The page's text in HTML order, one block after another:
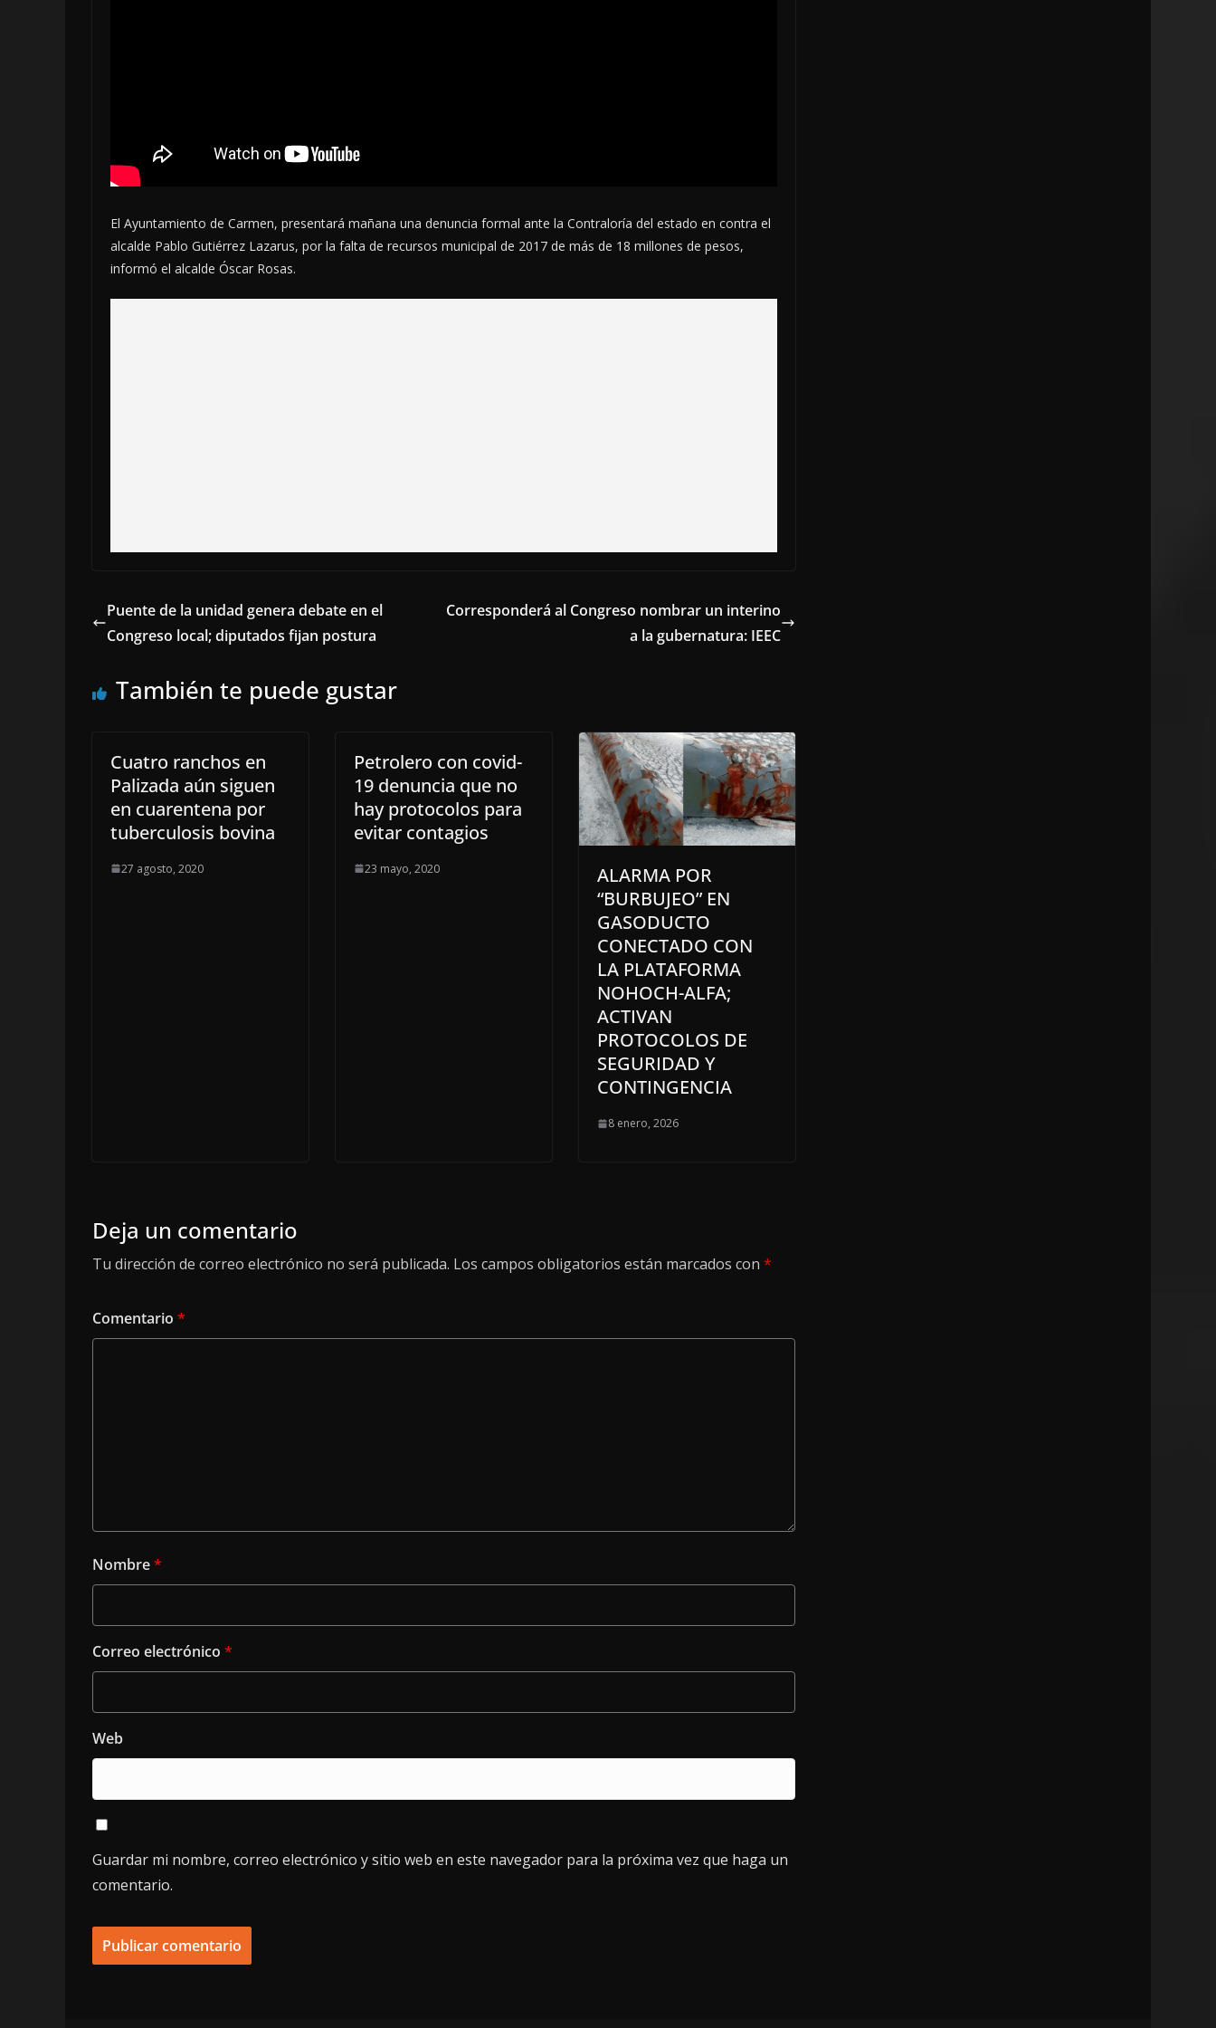
El Ayuntamiento de Carmen, presentará mañana una denuncia formal ante la Contraloría del estado en contra el
alcalde Pablo Gutiérrez Lazarus, por la falta de recursos municipal de 2017 de más de 18 millones de pesos,
informó el alcalde Óscar Rosas.
Puente de la unidad genera debate en el
Congreso local; diputados fijan postura
Corresponderá al Congreso nombrar un interino
a la gubernatura: IEEC
También te puede gustar
Cuatro ranchos en
Palizada aún siguen
en cuarentena por
tuberculosis bovina
27 agosto, 2020
Petrolero con covid-
19 denuncia que no
hay protocolos para
evitar contagios
23 mayo, 2020
ALARMA POR
“BURBUJEO” EN
GASODUCTO
CONECTADO CON
LA PLATAFORMA
NOHOCH-ALFA;
ACTIVAN
PROTOCOLOS DE
SEGURIDAD Y
CONTINGENCIA
8 enero, 2026
Deja un comentario
Tu dirección de correo electrónico no será publicada. Los campos obligatorios están marcados con *
Comentario *
Nombre*
Correo electrónico *
Web
Guardar mi nombre, correo electrónico y sitio web en este navegador para la próxima vez que haga un
comentario.